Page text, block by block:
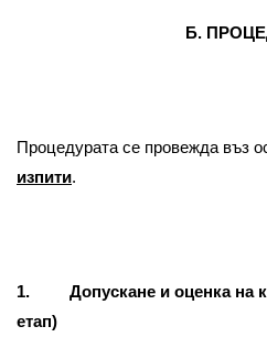
Б.
Процедурата се провежда въз
изпити.
1. Допускане и оценка на
етап)